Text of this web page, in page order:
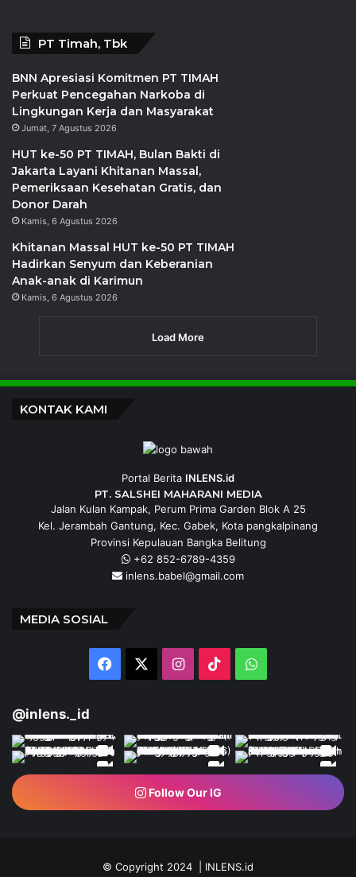
PT Timah, Tbk
BNN Apresiasi Komitmen PT TIMAH
Perkuat Pencegahan Narkoba di
Lingkungan Kerja dan Masyarakat
Jumat, 7 Agustus 2026
HUT ke-50 PT TIMAH, Bulan Bakti di
Jakarta Layani Khitanan Massal,
Pemeriksaan Kesehatan Gratis, dan
Donor Darah
Kamis, 6 Agustus 2026
Khitanan Massal HUT ke-50 PT TIMAH
Hadirkan Senyum dan Keberanian
Anak-anak di Karimun
Kamis, 6 Agustus 2026
Load More
KONTAK KAMI
Portal Berita INLENS.id
PT. SALSHEI MAHARANI MEDIA
Jalan Kulan Kampak, Perum Prima Garden Blok A 25
Kel. Jerambah Gantung, Kec. Gabek, Kota pangkalpinang
Provinsi Kepulauan Bangka Belitung
+62 852-6789-4359
inlens.babel@gmail.com
MEDIA SOSIAL
Facebook Instagram
TikTokWhatsApp
@inlens._id
Follow Our IG
© Copyright 2024 | INLENS.id